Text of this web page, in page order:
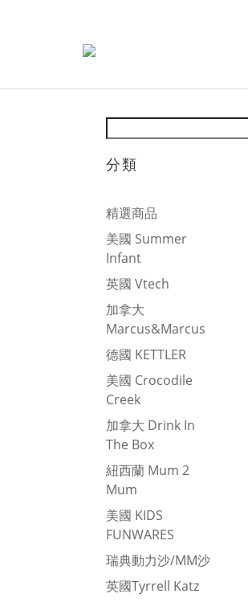
分類
精選商品
美國 Summer
Infant
英國 Vtech
加拿大
Marcus&Marcus
德國 KETTLER
美國 Crocodile
Creek
加拿大 Drink In
The Box
紐西蘭 Mum 2
Mum
美國 KIDS
FUNWARES
瑞典動力沙/MM沙
英國Tyrrell Katz